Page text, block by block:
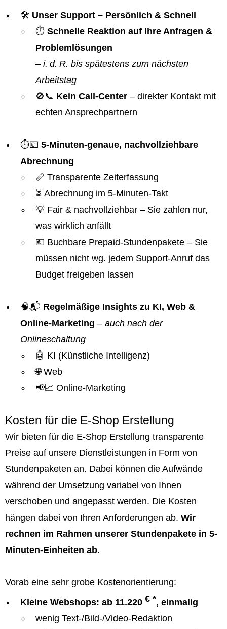
🛠️ Unser Support – Persönlich & Schnell
⏱️ Schnelle Reaktion auf Ihre Anfragen &
Problemlösungen
– i. d. R. bis spätestens zum nächsten
Arbeitstag
🚫📞 Kein Call-Center – direkter Kontakt mit
echten Ansprechpartnern
⏱️💶 5-Minuten-genaue, nachvollziehbare
Abrechnung
📏 Transparente Zeiterfassung
⏳ Abrechnung im 5-Minuten-Takt
💡 Fair & nachvollziehbar – Sie zahlen nur,
was wirklich anfällt
💶 Buchbare Prepaid-Stundenpakete – Sie
müssen nicht wg. jedem Support-Anruf das
Budget freigeben lassen
🧠📬 Regelmäßige Insights zu KI, Web &
Online-Marketing – auch nach der
Onlineschaltung
🤖 KI (Künstliche Intelligenz)
🌐 Web
📢📈 Online-Marketing
Kosten für die E-Shop Erstellung
Wir bieten für die E-Shop Erstellung transparente
Preise auf unsere Dienstleistungen in Form von
Stundenpaketen an. Dabei können die Aufwände
während der Umsetzung variabel von Ihnen
verschoben und angepasst werden. Die Kosten
hängen dabei von Ihren Anforderungen ab. Wir
rechnen im Rahmen unserer Stundenpakete in 5-
Minuten-Einheiten ab.
Vorab eine sehr grobe Kostenorientierung:
Kleine Webshops: ab 11.220 € *, einmalig
wenig Text-/Bild-/Video-Redaktion